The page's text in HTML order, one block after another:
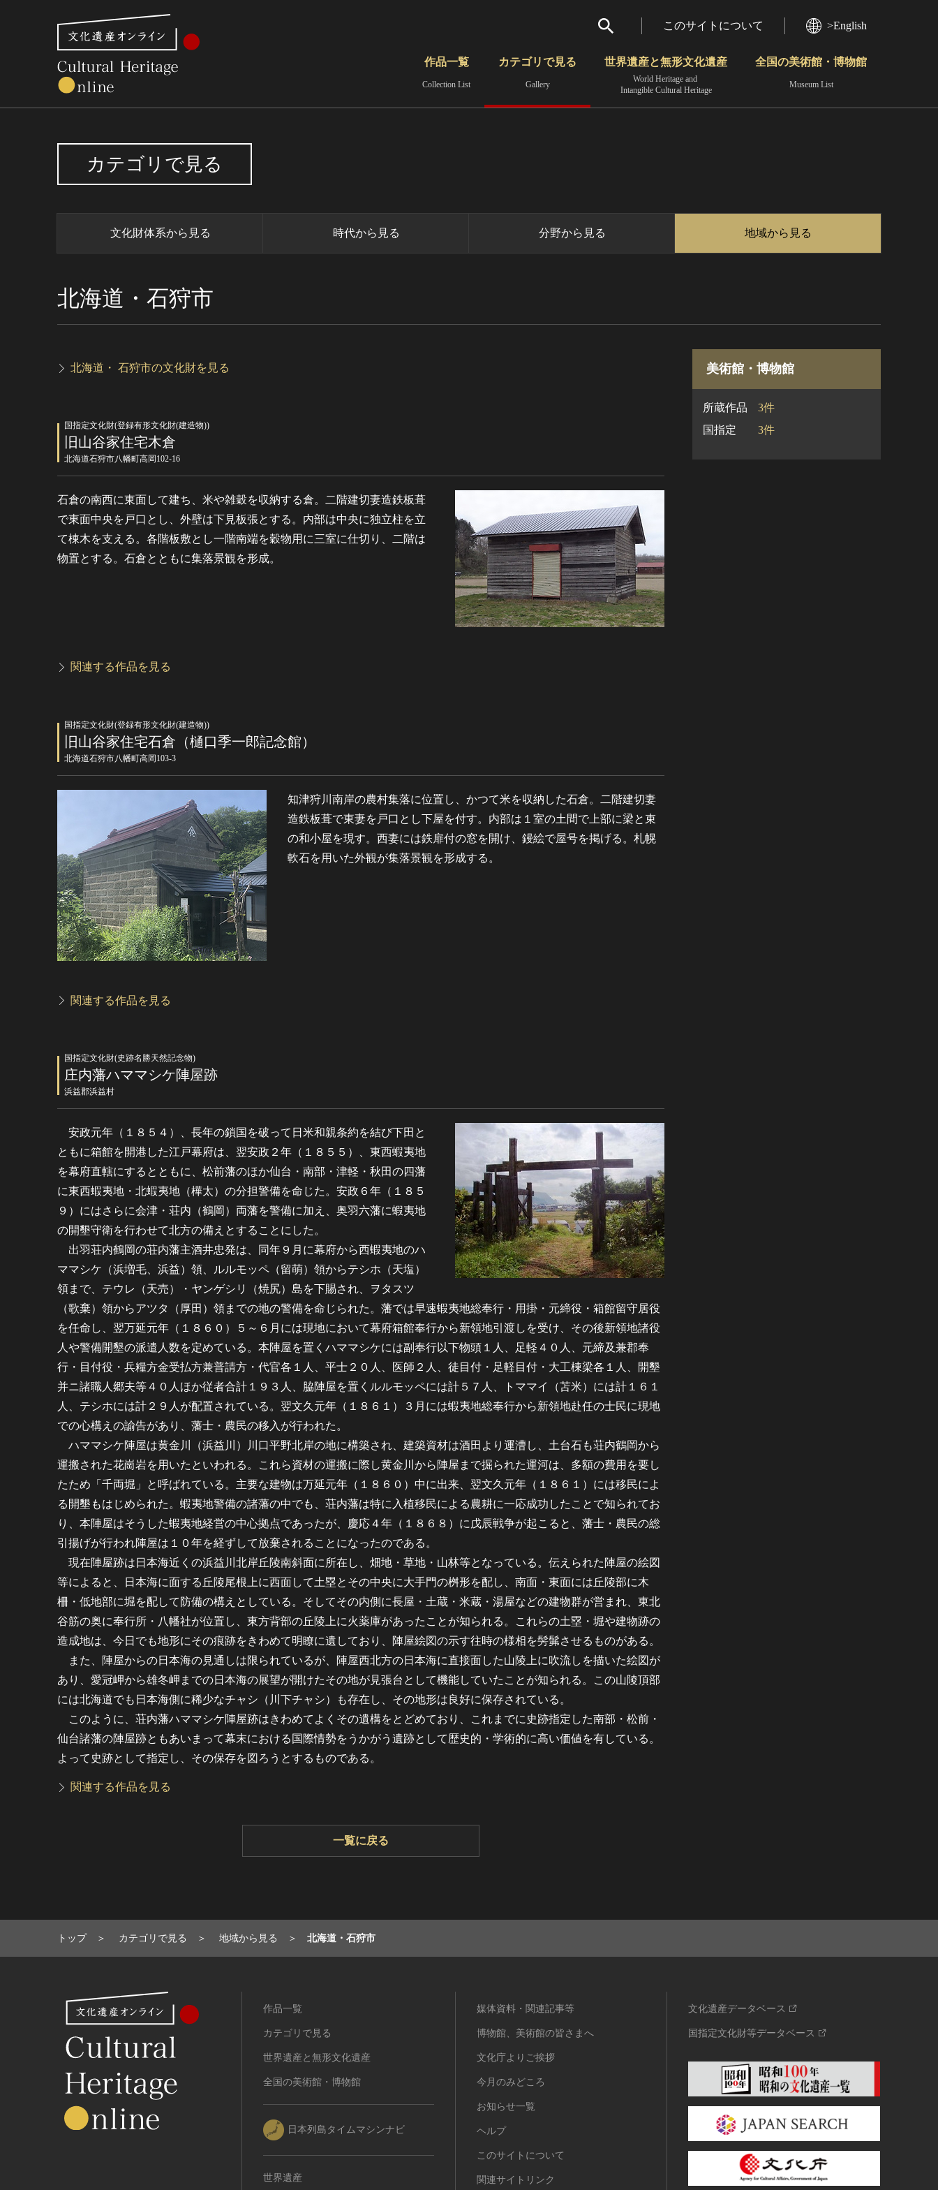
さらに詳細検索
このサイトについて >English
作品一覧
Collection List
カテゴリで見る
Gallery
世界遺産と無形文化遺産
World Heritage and
Intangible Cultural Heritage
全国の美術館・博物館
Museum List
カテゴリで見る
文化財体系から見る 時代から見る 分野から見る 地域から見る
北海道・石狩市
北海道・ 石狩市の文化財を見る
国指定文化財(登録有形文化財(建造物))
旧山谷家住宅木倉
北海道石狩市八幡町高岡102-16
石倉の南西に東面して建ち、米や雑穀を収納する倉。二階建切妻造鉄板葺
で東面中央を戸口とし、外壁は下見板張とする。内部は中央に独立柱を立
て棟木を支える。各階板敷とし一階南端を穀物用に三室に仕切り、二階は
物置とする。石倉とともに集落景観を形成。
関連する作品を見る
国指定文化財(登録有形文化財(建造物))
旧山谷家住宅石倉（樋口季一郎記念館）
北海道石狩市八幡町高岡103-3
知津狩川南岸の農村集落に位置し、かつて米を収納した石倉。二階建切妻
造鉄板葺で東妻を戸口とし下屋を付す。内部は１室の土間で上部に梁と束
の和小屋を現す。西妻には鉄扉付の窓を開け、鏝絵で屋号を掲げる。札幌
軟石を用いた外観が集落景観を形成する。
関連する作品を見る
国指定文化財(史跡名勝天然記念物)
庄内藩ハママシケ陣屋跡
浜益郡浜益村
安政元年（１８５４）、長年の鎖国を破って日米和親条約を結び下田と
ともに箱館を開港した江戸幕府は、翌安政２年（１８５５）、東西蝦夷地
を幕府直轄にするとともに、松前藩のほか仙台・南部・津軽・秋田の四藩
に東西蝦夷地・北蝦夷地（樺太）の分担警備を命じた。安政６年（１８５
９）にはさらに会津・荘内（鶴岡）両藩を警備に加え、奥羽六藩に蝦夷地
の開墾守衛を行わせて北方の備えとすることにした。
出羽荘内鶴岡の荘内藩主酒井忠発は、同年９月に幕府から西蝦夷地のハ
ママシケ（浜増毛、浜益）領、ルルモッペ（留萌）領からテシホ（天塩）
領まで、テウレ（天売）・ヤンゲシリ（焼尻）島を下賜され、ヲタスツ
（歌棄）領からアツタ（厚田）領までの地の警備を命じられた。藩では早速蝦夷地総奉行・用掛・元締役・箱館留守居役
を任命し、翌万延元年（１８６０）５～６月には現地において幕府箱館奉行から新領地引渡しを受け、その後新領地諸役
人や警備開墾の派遣人数を定めている。本陣屋を置くハママシケには副奉行以下物頭１人、足軽４０人、元締及兼郡奉
行・目付役・兵糧方金受払方兼普請方・代官各１人、平士２０人、医師２人、徒目付・足軽目付・大工棟梁各１人、開墾
并ニ諸職人郷夫等４０人ほか従者合計１９３人、脇陣屋を置くルルモッペには計５７人、トママイ（苫米）には計１６１
人、テシホには計２９人が配置されている。翌文久元年（１８６１）３月には蝦夷地総奉行から新領地赴任の士民に現地
での心構えの諭告があり、藩士・農民の移入が行われた。
ハママシケ陣屋は黄金川（浜益川）川口平野北岸の地に構築され、建築資材は酒田より運漕し、土台石も荘内鶴岡から
運搬された花崗岩を用いたといわれる。これら資材の運搬に際し黄金川から陣屋まで掘られた運河は、多額の費用を要し
たため「千両堀」と呼ばれている。主要な建物は万延元年（１８６０）中に出来、翌文久元年（１８６１）には移民によ
る開墾もはじめられた。蝦夷地警備の諸藩の中でも、荘内藩は特に入植移民による農耕に一応成功したことで知られてお
り、本陣屋はそうした蝦夷地経営の中心拠点であったが、慶応４年（１８６８）に戊辰戦争が起こると、藩士・農民の総
引揚げが行われ陣屋は１０年を経ずして放棄されることになったのである。
現在陣屋跡は日本海近くの浜益川北岸丘陵南斜面に所在し、畑地・草地・山林等となっている。伝えられた陣屋の絵図
等によると、日本海に面する丘陵尾根上に西面して土塁とその中央に大手門の桝形を配し、南面・東面には丘陵部に木
柵・低地部に堀を配して防備の構えとしている。そしてその内側に長屋・土蔵・米蔵・湯屋などの建物群が営まれ、東北
谷筋の奥に奉行所・八幡社が位置し、東方背部の丘陵上に火薬庫があったことが知られる。これらの土塁・堀や建物跡の
造成地は、今日でも地形にその痕跡をきわめて明瞭に遺しており、陣屋絵図の示す往時の様相を髣髴させるものがある。
また、陣屋からの日本海の見通しは限られているが、陣屋西北方の日本海に直接面した山陵上に吹流しを描いた絵図が
あり、愛冠岬から雄冬岬までの日本海の展望が開けたその地が見張台として機能していたことが知られる。この山陵頂部
には北海道でも日本海側に稀少なチャシ（川下チャシ）も存在し、その地形は良好に保存されている。
このように、荘内藩ハママシケ陣屋跡はきわめてよくその遺構をとどめており、これまでに史跡指定した南部・松前・
仙台諸藩の陣屋跡ともあいまって幕末における国際情勢をうかがう遺跡として歴史的・学術的に高い価値を有している。
よって史跡として指定し、その保存を図ろうとするものである。
関連する作品を見る
一覧に戻る
美術館・博物館
所蔵作品
3件
国指定
3件
トップ カテゴリで見る 地域から見る 北海道・石狩市
作品一覧
カテゴリで見る
世界遺産と無形文化遺産
全国の美術館・博物館
日本列島タイムマシンナビ
世界遺産
媒体資料・関連記事等
博物館、美術館の皆さまへ
文化庁よりご挨拶
今月のみどころ
お知らせ一覧
ヘルプ
このサイトについて
関連サイトリンク
文化遺産データベース
国指定文化財等データベース